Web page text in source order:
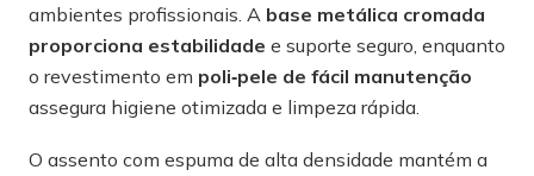
ambientes profissionais. A base metálica cromada
proporciona estabilidade e suporte seguro, enquanto
o revestimento em poli‑pele de fácil manutenção
assegura higiene otimizada e limpeza rápida.
O assento com espuma de alta densidade mantém a